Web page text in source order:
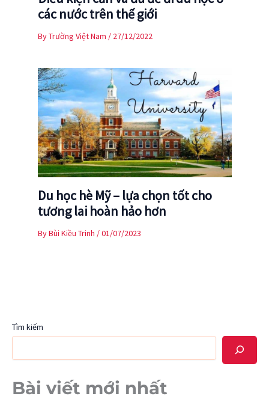
các nước trên thế giới
ByTrường Việt Nam / 27/12/2022
Du học hè Mỹ – lựa chọn tốt cho
tương lai hoàn hảo hơn
ByBùi Kiều Trinh /01/07/2023
Tìm kiếm
Bài viết mới nhất